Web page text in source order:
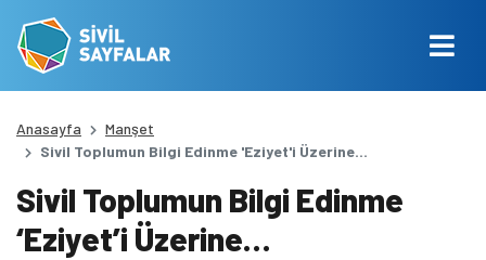
Anasayfa
Manşet
Sivil Toplumun Bilgi Edinme 'Eziyet'i Üzerine...
Sivil Toplumun Bilgi Edinme
‘Eziyet’i Üzerine…